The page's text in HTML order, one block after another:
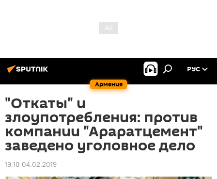
Армения
РУС
"Откаты" и
злоупотребления: против
компании "Араратцемент"
заведено уголовное дело
19:10 04.02.2019